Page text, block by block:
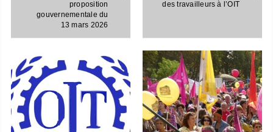
proposition
gouvernementale du
13 mars 2026
des travailleurs à l’OIT